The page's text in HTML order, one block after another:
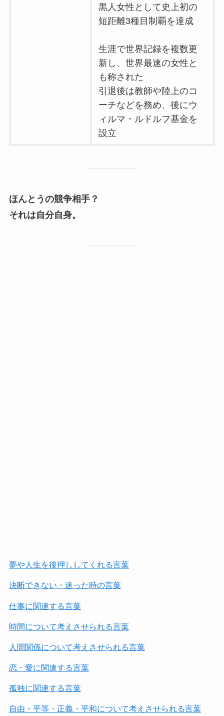
黒人女性として史上初の
短距離3種目制覇を達成
生涯で世界記録を複数更
新し、世界最速の女性と
も称された
引退後は教師や陸上のコ
ーチなどを務め、後にウ
ィルマ・ルドルフ基金を
設立
ほんとうの競争相手？
それは自分自身。
夢や人生を後押ししてくれる言葉
決断できない・迷った時の言葉
仕事に関連する言葉
時間について考えさせられる言葉
人間関係について考えさせられる言葉
恋・愛に関連する言葉
孤独に関連する言葉
自由・平等・正義・平和について考えさせられる言葉